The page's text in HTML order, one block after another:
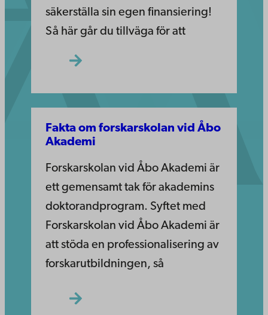
säkerställa sin egen finansiering!
Så här går du tillväga för att
Fakta om forskarskolan vid Åbo
Akademi
Forskarskolan vid Åbo Akademi är
ett gemensamt tak för akademins
doktorandprogram. Syftet med
Forskarskolan vid Åbo Akademi är
att stöda en professionalisering av
forskarutbildningen, så